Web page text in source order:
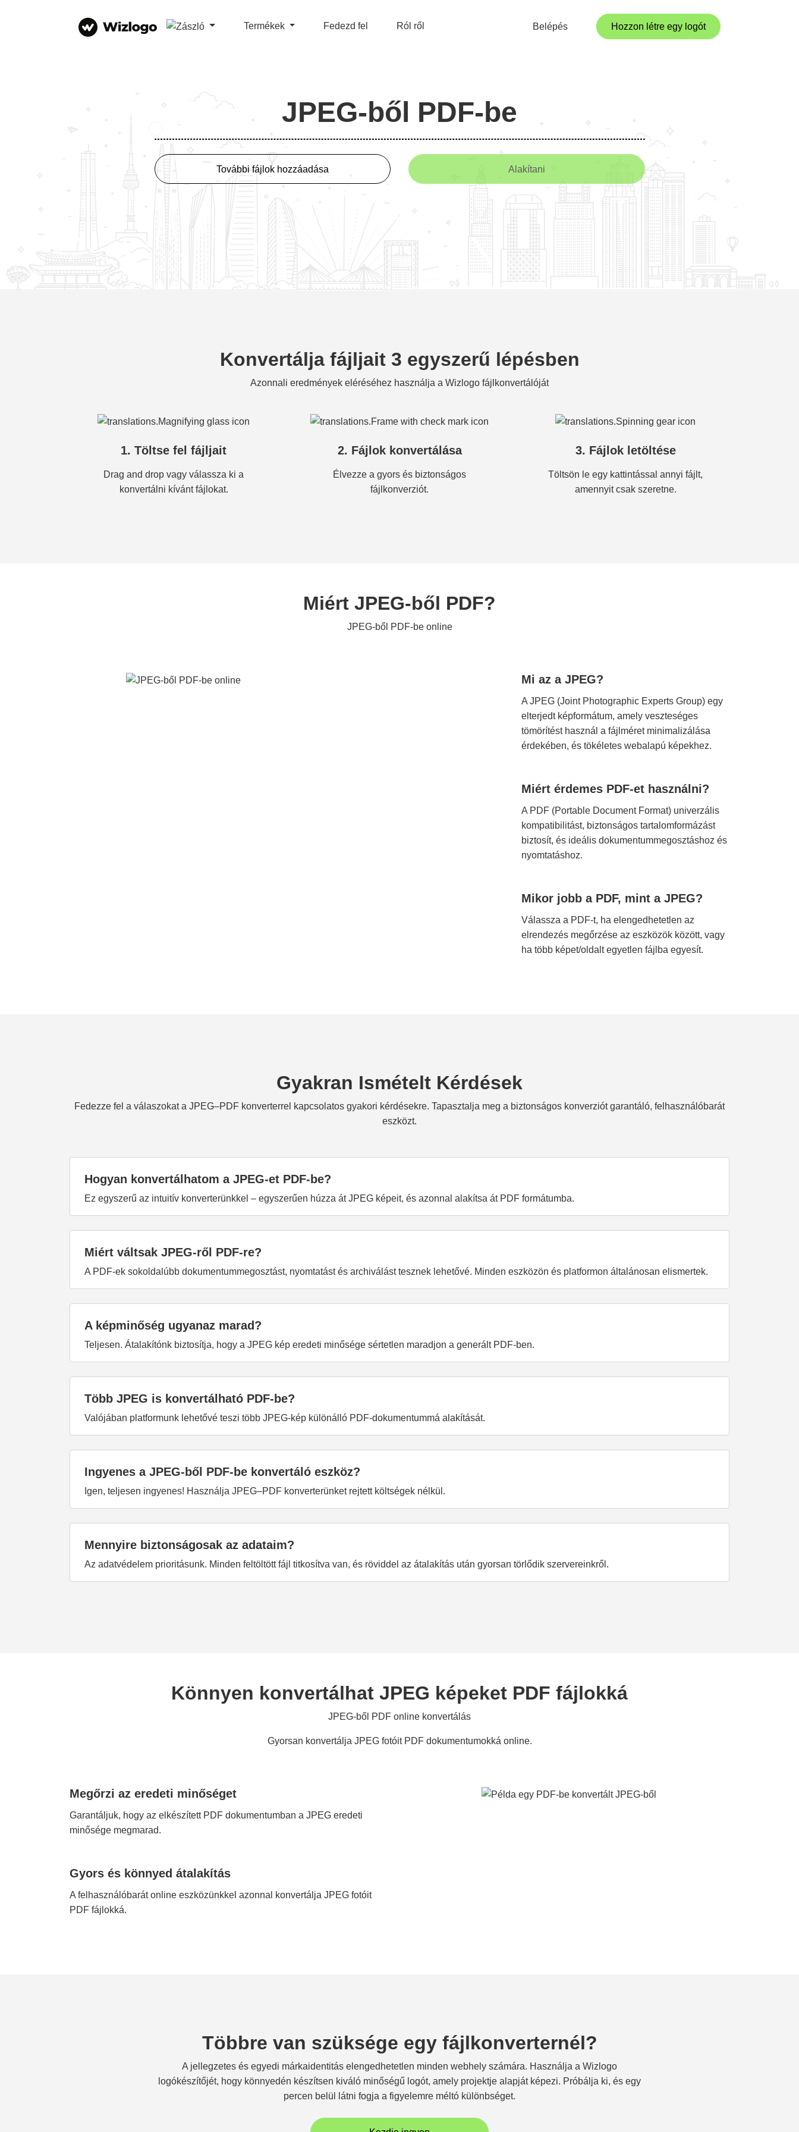
Termékek Fedezd fel Ról ről Belépés Hozzon létre egy logót
JPEG-ből PDF-be
További fájlok hozzáadása Alakítani
Konvertálja fájljait 3 egyszerű lépésben
Azonnali eredmények eléréséhez használja a Wizlogo fájlkonvertálóját
1. Töltse fel fájljait
Drag and drop vagy válassza ki a
konvertálni kívánt fájlokat.
2. Fájlok konvertálása
Élvezze a gyors és biztonságos
fájlkonverziót.
3. Fájlok letöltése
Töltsön le egy kattintással annyi fájlt,
amennyit csak szeretne.
Miért JPEG-ből PDF?
JPEG-ből PDF-be online
Mi az a JPEG?
A JPEG (Joint Photographic Experts Group) egy
elterjedt képformátum, amely veszteséges
tömörítést használ a fájlméret minimalizálása
érdekében, és tökéletes webalapú képekhez.
Miért érdemes PDF-et használni?
A PDF (Portable Document Format) univerzális
kompatibilitást, biztonságos tartalomformázást
biztosít, és ideális dokumentummegosztáshoz és
nyomtatáshoz.
Mikor jobb a PDF, mint a JPEG?
Válassza a PDF-t, ha elengedhetetlen az
elrendezés megőrzése az eszközök között, vagy
ha több képet/oldalt egyetlen fájlba egyesít.
Gyakran Ismételt Kérdések
Fedezze fel a válaszokat a JPEG–PDF konverterrel kapcsolatos gyakori kérdésekre. Tapasztalja meg a biztonságos konverziót garantáló, felhasználóbarát
eszközt.
Hogyan konvertálhatom a JPEG-et PDF-be?
Ez egyszerű az intuitív konverterünkkel – egyszerűen húzza át JPEG képeit, és azonnal alakítsa át PDF formátumba.
Miért váltsak JPEG-ről PDF-re?
A PDF-ek sokoldalúbb dokumentummegosztást, nyomtatást és archiválást tesznek lehetővé. Minden eszközön és platformon általánosan elismertek.
A képminőség ugyanaz marad?
Teljesen. Átalakítónk biztosítja, hogy a JPEG kép eredeti minősége sértetlen maradjon a generált PDF-ben.
Több JPEG is konvertálható PDF-be?
Valójában platformunk lehetővé teszi több JPEG-kép különálló PDF-dokumentummá alakítását.
Ingyenes a JPEG-ből PDF-be konvertáló eszköz?
Igen, teljesen ingyenes! Használja JPEG–PDF konverterünket rejtett költségek nélkül.
Mennyire biztonságosak az adataim?
Az adatvédelem prioritásunk. Minden feltöltött fájl titkosítva van, és röviddel az átalakítás után gyorsan törlődik szervereinkről.
Könnyen konvertálhat JPEG képeket PDF fájlokká
JPEG-ből PDF online konvertálás
Gyorsan konvertálja JPEG fotóit PDF dokumentumokká online.
Megőrzi az eredeti minőséget
Garantáljuk, hogy az elkészített PDF dokumentumban a JPEG eredeti
minősége megmarad.
Gyors és könnyed átalakítás
A felhasználóbarát online eszközünkkel azonnal konvertálja JPEG fotóit
PDF fájlokká.
Többre van szüksége egy fájlkonverternél?
A jellegzetes és egyedi márkaidentitás elengedhetetlen minden webhely számára. Használja a Wizlogo
logókészítőjét, hogy könnyedén készítsen kiváló minőségű logót, amely projektje alapját képezi. Próbálja ki, és egy
percen belül látni fogja a figyelemre méltó különbséget.